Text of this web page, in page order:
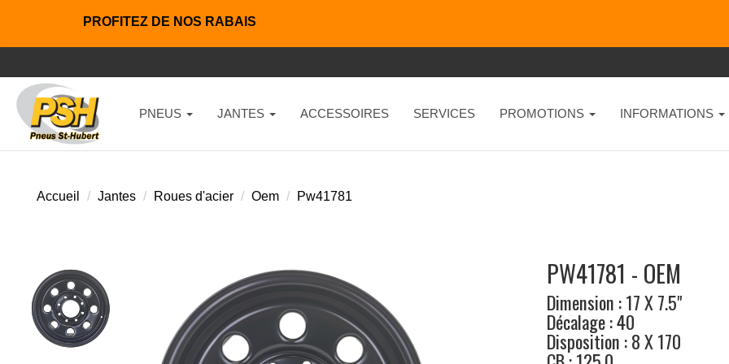
PROFITEZ DE NOS RABAIS
PNEUS JANTES ACCESSOIRES SERVICES PROMOTIONS INFORMATIONS
Accueil Jantes Roues d'acier Oem Pw41781
PW41781 - OEM
Dimension : 17 X 7.5"
Décalage : 40
Disposition : 8 X 170